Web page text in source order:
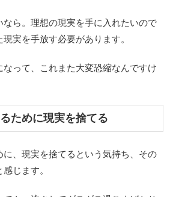
ら。理想の現実を手に入れたいので
実を手放す必要があります。
なって、これまた大変恐縮なんですけ
ために現実を捨てる
、現実を捨てるという気持ち、その
じます。